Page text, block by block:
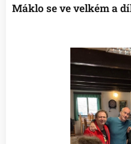
Máklo se ve velkém a